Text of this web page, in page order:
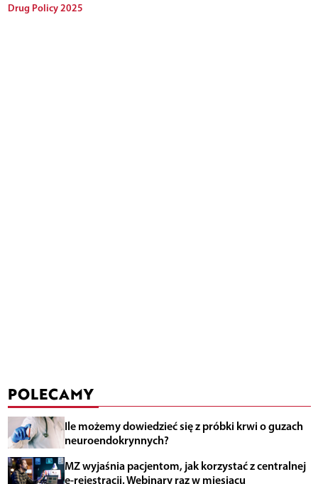
Drug Policy 2025
POLECAMY
Ile możemy dowiedzieć się z próbki krwi o guzach
neuroendokrynnych?
MZ wyjaśnia pacjentom, jak korzystać z centralnej
e-rejestracji. Webinary raz w miesiącu